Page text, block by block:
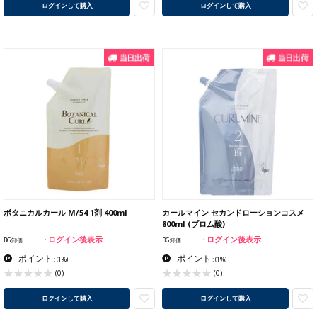
ログインして購入 ログインして購入
ボタニカルカール M/54 1剤 400ml
BG卸価 ログイン後表示
ポイント :(1%)
(0)
ログインして購入
カールマイン セカンドローションコスメ
800ml (ブロム酸)
BG卸価 ログイン後表示
ポイント :(1%)
(0)
ログインして購入